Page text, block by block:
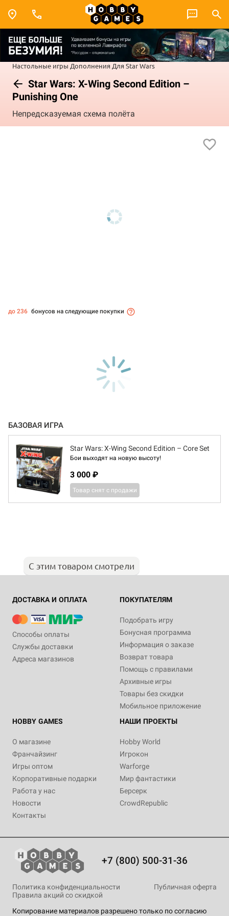
Настольные игры Дополнения Для Star Wars
Star Wars: X-Wing Second Edition –
Punishing One
Непредсказуемая схема полёта
до 236 бонусов на следующие покупки
БАЗОВАЯ ИГРА
Star Wars: X-Wing Second Edition – Core Set
Бои выходят на новую высоту!
3 000 ₽
Товар снят с продажи
С этим товаром смотрели
ДОСТАВКА И ОПЛАТА
Способы оплаты
Службы доставки
Адреса магазинов
ПОКУПАТЕЛЯМ
Подобрать игру
Бонусная программа
Информация о заказе
Возврат товара
Помощь с правилами
Архивные игры
Товары без скидки
Мобильное приложение
HOBBY GAMES
О магазине
Франчайзинг
Игры оптом
Корпоративные подарки
Работа у нас
Новости
Контакты
НАШИ ПРОЕКТЫ
Hobby World
Игрокон
Warforge
Мир фантастики
Берсерк
CrowdRepublic
+7 (800) 500-31-36
Копирование материалов разрешено только по согласию
Политика конфиденциальности
Публичная оферта
Правила акций со скидкой